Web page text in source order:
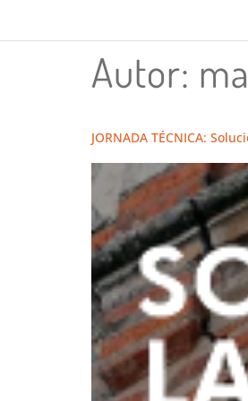
Autor:
JORNADA TÉCNICA: